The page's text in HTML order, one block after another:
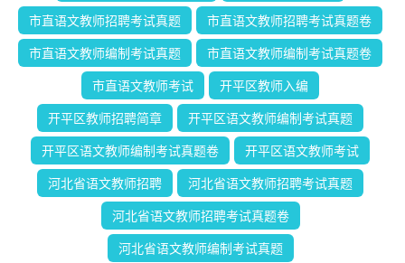
市直语文教师招聘考试真题 市直语文教师招聘考试真题卷
市直语文教师编制考试真题 市直语文教师编制考试真题卷
市直语文教师考试 开平区教师入编
开平区教师招聘简章 开平区语文教师编制考试真题
开平区语文教师编制考试真题卷 开平区语文教师考试
河北省语文教师招聘 河北省语文教师招聘考试真题
河北省语文教师招聘考试真题卷
河北省语文教师编制考试真题